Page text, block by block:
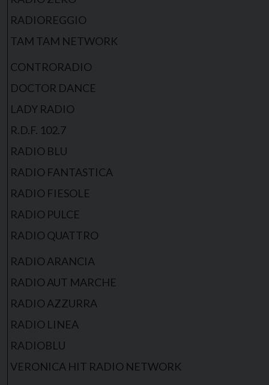
RADIOREGGIO
TAM TAM NETWORK
CONTRORADIO
DOCTOR DANCE
LADY RADIO
R.D.F. 102.7
RADIO BLU
RADIO FANTASTICA
RADIO FIESOLE
RADIO PULCE
RADIO QUATTRO
RADIO ARANCIA
RADIO AUT MARCHE
RADIO AZZURRA
RADIO LINEA
RADIOBLU
VERONICA HIT RADIO NETWORK